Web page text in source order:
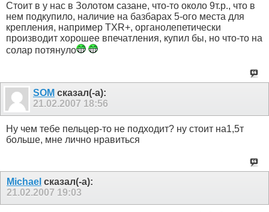
Стоит в у нас в Золотом сазане, что-то около 9т.р., что в
нем подкупило, наличие на базбарах 5-ого места для
крепления, например TXR+, органолепетически
производит хорошее впечатления, купил бы, но что-то на
солар потянуло
SOM сказал(-а):
21.02.2007 18:56
Ну чем тебе пельцер-то не подходит? ну стоит на1,5т
больше, мне лично нравиться
Michael сказал(-а):
21.02.2007 19:03